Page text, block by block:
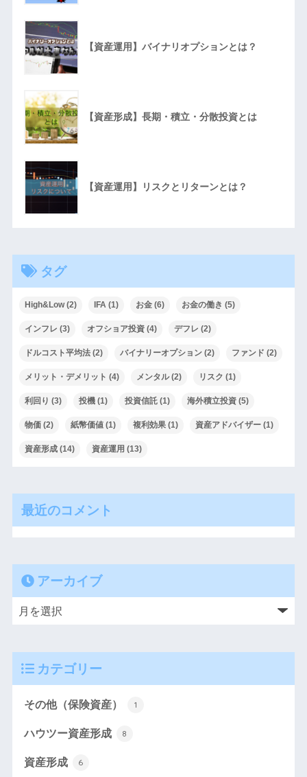
【資産運用】バイナリオプションとは？
【資産形成】長期・積立・分散投資とは
【資産運用】リスクとリターンとは？
タグ
High&Low(2) IFA (1) お金(6) お金の働き (5)
インフレ (3) オフショア投資(4) デフレ (2)
ドルコスト平均法(2) バイナリーオプション(2) ファンド (2)
メリット・デメリット (4) メンタル(2) リスク (1)
利回り (3) 投機(1) 投資信託(1) 海外積立投資(5)
物価(2) 紙幣価値(1) 複利効果(1) 資産アドバイザー(1)
資産形成(14) 資産運用 (13)
最近のコメント
アーカイブ
カテゴリー
その他（保険資産） 1
ハウツー資産形成 8
資産形成 6